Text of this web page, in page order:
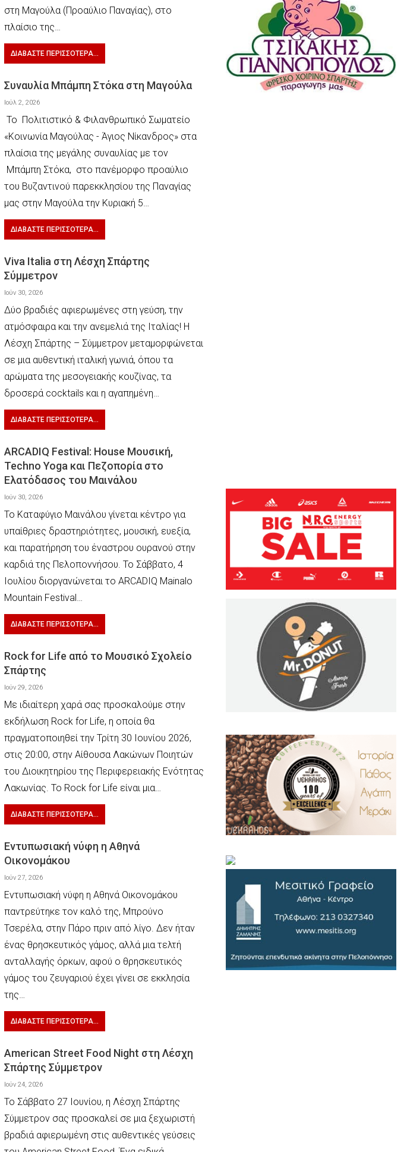
στη Μαγούλα (Προαύλιο Παναγίας), στο
πλαίσιο της…
ΔΙΑΒΆΣΤΕ ΠΕΡΙΣΣΌΤΕΡΑ...
Συναυλία Μπάμπη Στόκα στη Μαγούλα
Ιούλ 2, 2026
Το Πολιτιστικό & Φιλανθρωπικό Σωματείο
«Κοινωνία Μαγούλας - Άγιος Νίκανδρος» στα
πλαίσια της μεγάλης συναυλίας με τον
Μπάμπη Στόκα, στο πανέμορφο προαύλιο
του Βυζαντινού παρεκκλησίου της Παναγίας
μας στην Μαγούλα την Κυριακή 5…
ΔΙΑΒΆΣΤΕ ΠΕΡΙΣΣΌΤΕΡΑ...
Viva Italia στη Λέσχη Σπάρτης
Σύμμετρον
Ιούν 30, 2026
Δύο βραδιές αφιερωμένες στη γεύση, την
ατμόσφαιρα και την ανεμελιά της Ιταλίας! Η
Λέσχη Σπάρτης – Σύμμετρον μεταμορφώνεται
σε μια αυθεντική ιταλική γωνιά, όπου τα
αρώματα της μεσογειακής κουζίνας, τα
δροσερά cocktails και η αγαπημένη…
ΔΙΑΒΆΣΤΕ ΠΕΡΙΣΣΌΤΕΡΑ...
ARCADIQ Festival: House Μουσική,
Techno Yoga και Πεζοπορία στο
Ελατόδασος του Μαινάλου
Ιούν 30, 2026
Το Καταφύγιο Μαινάλου γίνεται κέντρο για
υπαίθριες δραστηριότητες, μουσική, ευεξία,
και παρατήρηση του έναστρου ουρανού στην
καρδιά της Πελοποννήσου. Το Σάββατο, 4
Ιουλίου διοργανώνεται το ARCADIQ Mainalo
Mountain Festival…
ΔΙΑΒΆΣΤΕ ΠΕΡΙΣΣΌΤΕΡΑ...
Rock for Life από το Μουσικό Σχολείο
Σπάρτης
Ιούν 29, 2026
Με ιδιαίτερη χαρά σας προσκαλούμε στην
εκδήλωση Rock for Life, η οποία θα
πραγματοποιηθεί την Τρίτη 30 Ιουνίου 2026,
στις 20:00, στην Αίθουσα Λακώνων Ποιητών
του Διοικητηρίου της Περιφερειακής Ενότητας
Λακωνίας. Το Rock for Life είναι μια…
ΔΙΑΒΆΣΤΕ ΠΕΡΙΣΣΌΤΕΡΑ...
Εντυπωσιακή νύφη η Αθηνά
Οικονομάκου
Ιούν 27, 2026
Εντυπωσιακή νύφη η Αθηνά Οικονομάκου
παντρεύτηκε τον καλό της, Μπρούνο
Τσερέλα, στην Πάρο πριν από λίγο. Δεν ήταν
ένας θρησκευτικός γάμος, αλλά μια τελτή
ανταλλαγής όρκων, αφού ο θρησκευτικός
γάμος του ζευγαριού έχει γίνει σε εκκλησία
της…
ΔΙΑΒΆΣΤΕ ΠΕΡΙΣΣΌΤΕΡΑ...
American Street Food Night στη Λέσχη
Σπάρτης Σύμμετρον
Ιούν 24, 2026
Το Σάββατο 27 Ιουνίου, η Λέσχη Σπάρτης
Σύμμετρον σας προσκαλεί σε μια ξεχωριστή
βραδιά αφιερωμένη στις αυθεντικές γεύσεις